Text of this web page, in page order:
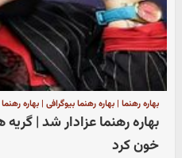
بهاره رهنما | بهاره رهنما بیوگرافی | بهاره
بهاره رهنما عزادار شد |
خون کرد